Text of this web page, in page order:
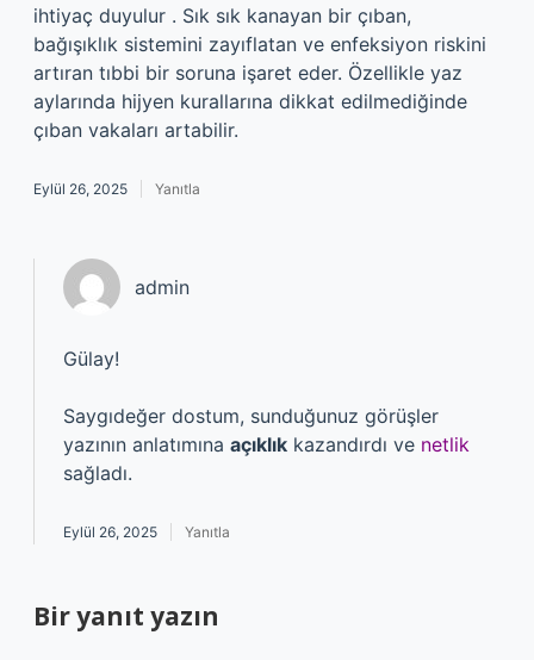
ihtiyaç duyulur . Sık sık kanayan bir çıban,
bağışıklık sistemini zayıflatan ve enfeksiyon riskini
artıran tıbbi bir soruna işaret eder. Özellikle yaz
aylarında hijyen kurallarına dikkat edilmediğinde
çıban vakaları artabilir.
Eylül 26, 2025 Yanıtla
admin
Gülay!
Saygıdeğer dostum, sunduğunuz görüşler
yazının anlatımına açıklık kazandırdı ve netlik
sağladı.
Eylül 26, 2025 Yanıtla
Bir yanıt yazın